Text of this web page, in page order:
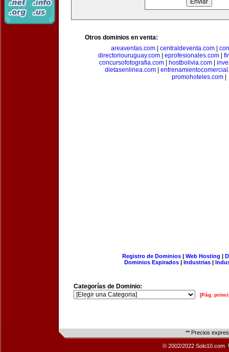
Otros dominios en venta:
areaventas.com
centraldeventa.com
directoriouruguay.com
eprofesionales.com
concursofotografia.com| hostbolivia.com|
dietasenlinea.com|
promohoteles.com|
Registro de Dominios| Web Hosting |
Dominios Expirados | Industrias |
Categorías de Dominio:
[Pág.
** Precios
© 2002/2022 Solo10.com